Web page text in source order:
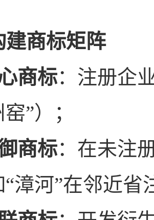
建商标矩阵
商标：注册企
”）；
商标：在未注
“漳河”在邻近省